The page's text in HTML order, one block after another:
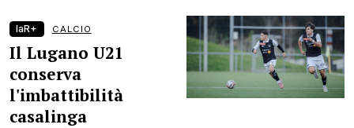
laR+ CALCIO
Il Lugano U21
conserva
l'imbattibilità
casalinga